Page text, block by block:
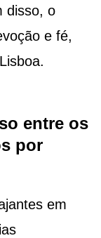
disso, o
e fé,
entre os
por
em